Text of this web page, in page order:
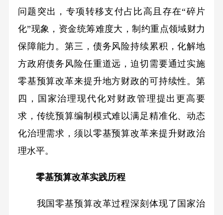
问题突出，专项转移支付占比高且存在“碎片
化”现象，资金统筹难度大，制约重点领域财力
保障能力。第三，债务风险持续累积，化解地
方政府债务风险任重道远，迫切需要通过实施
零基预算改革来提升地方财政的可持续性。第
四，国家治理现代化对财政管理提出更高要
求，传统预算编制模式难以满足精准化、动态
化治理需求，须以零基预算改革来提升财政治
理水平。
零基预算改革实践历程
我国零基预算改革过程深刻体现了国家治